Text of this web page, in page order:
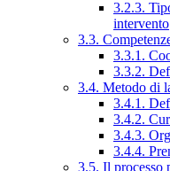
3.2.3.
intervento
3.3.
3.3.1.
3.3.2.
3.4. Metodo di
3.4.1.
3.4.2.
3.4.3.
3.4.4.
3.5. Il processo